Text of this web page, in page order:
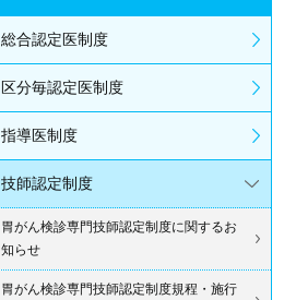
総合認定医制度
区分毎認定医制度
指導医制度
技師認定制度
胃がん検診専門技師認定制度に関するお
知らせ
胃がん検診専門技師認定制度規程・施行